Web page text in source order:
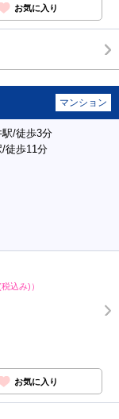
お気に入り
マンション
/徒歩3分
徒歩11分
込み)）
お気に入り